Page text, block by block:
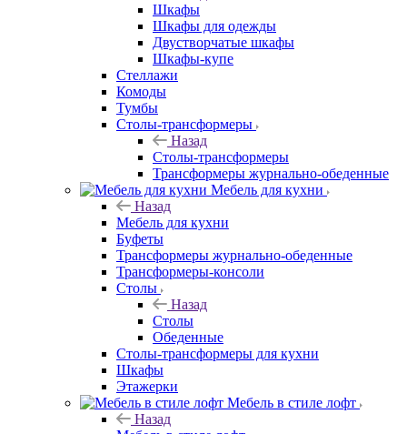
Шкафы
Шкафы для одежды
Двустворчатые шкафы
Шкафы-купе
Стеллажи
Комоды
Тумбы
Столы-трансформеры
Назад
Столы-трансформеры
Трансформеры журнально-обеденные
Мебель для кухни
Назад
Мебель для кухни
Буфеты
Трансформеры журнально-обеденные
Трансформеры-консоли
Столы
Назад
Столы
Обеденные
Столы-трансформеры для кухни
Шкафы
Этажерки
Мебель в стиле лофт
Назад